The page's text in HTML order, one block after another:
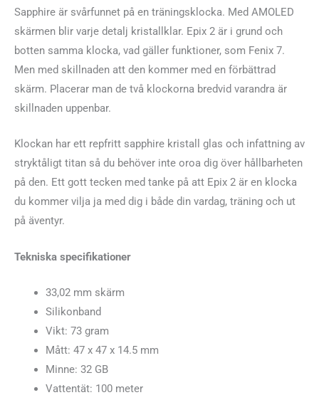
Sapphire är svårfunnet på en träningsklocka. Med AMOLED
skärmen blir varje detalj kristallklar. Epix 2 är i grund och
botten samma klocka, vad gäller funktioner, som Fenix 7.
Men med skillnaden att den kommer med en förbättrad
skärm. Placerar man de två klockorna bredvid varandra är
skillnaden uppenbar.
Klockan har ett repfritt sapphire kristall glas och infattning av
stryktåligt titan så du behöver inte oroa dig över hållbarheten
på den. Ett gott tecken med tanke på att Epix 2 är en klocka
du kommer vilja ja med dig i både din vardag, träning och ut
på äventyr.
Tekniska specifikationer
33,02 mm skärm
Silikonband
Vikt: 73 gram
Mått: 47 x 47 x 14.5 mm
Minne: 32 GB
Vattentät: 100 meter